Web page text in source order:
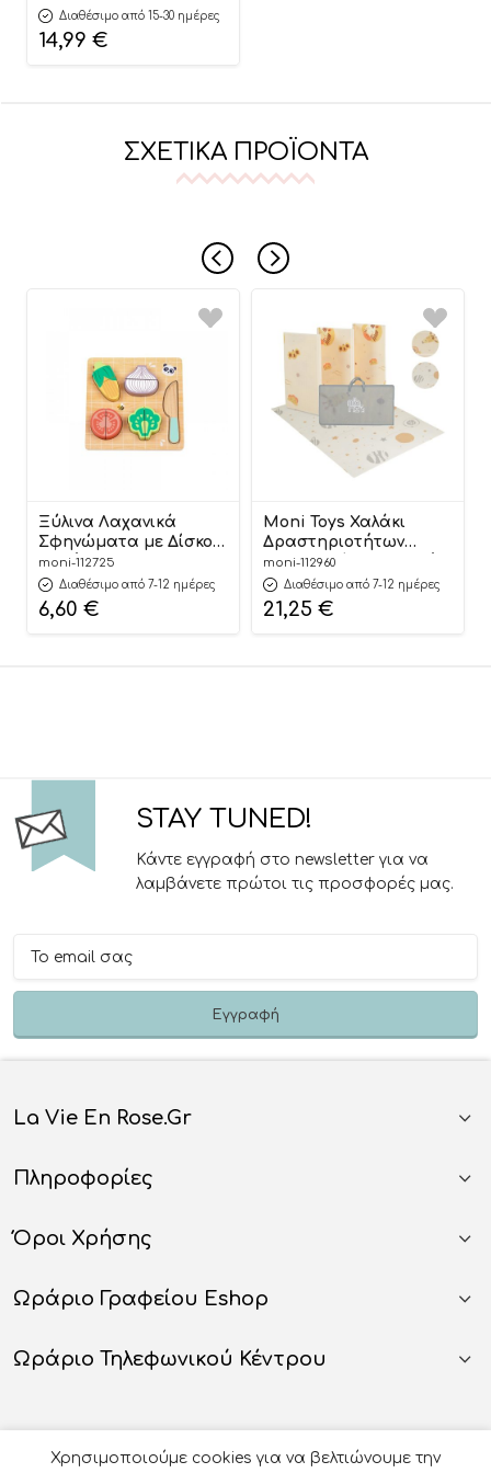
Τσάρλι 12m+ 1000-
17262#, AS Company
Διαθέσιμο από 15-30 ημέρες
14,99 €
ΣΧΕΤΙΚΆ ΠΡΟΪΌΝΤΑ
Ξύλινα Λαχανικά
Σφηνώματα με Δίσκο
Κοπής HP020
6976831551445 12m+ – Hi
Pando
moni-112725
Διαθέσιμο από 7-12 ημέρες
6,60 €
Moni Toys Χαλάκι
Δραστηριοτήτων
Αναδιπλούμενο Διπλής
Όψης (150×200εκ) XPE
Vast Planet
3801005603046
moni-112960
Διαθέσιμο από 7-12 ημέρες
21,25 €
STAY TUNED!
Κάντε εγγραφή στο newsletter για να
λαμβάνετε πρώτοι τις προσφορές μας.
La Vie En Rose.gr
Πληροφορίες
Όροι Χρήσης
Ωράριο Γραφείου Eshop
Ωράριο Τηλεφωνικού Κέντρου
Χρησιμοποιούμε cookies για να βελτιώνουμε την